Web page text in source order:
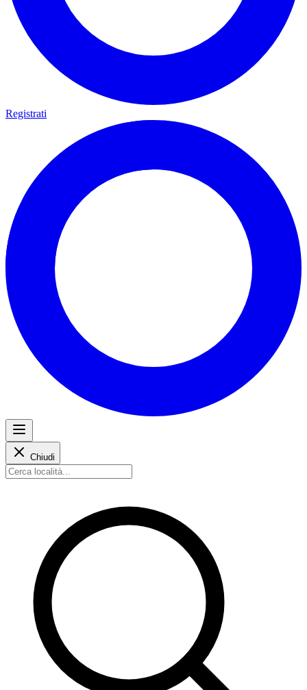
Registrati
Chiudi